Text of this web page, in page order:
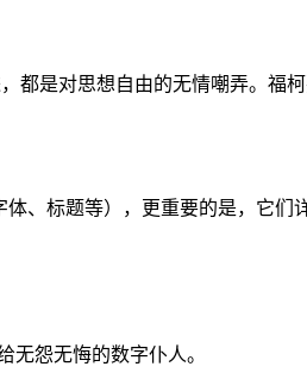
都是对思想自由的无情嘲弄。福
、标题等），更重要的是，它们
怨无悔的数字仆人。